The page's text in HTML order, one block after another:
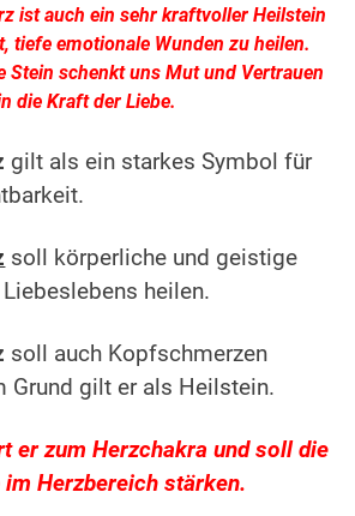
ist auch ein sehr kraftvoller Heilstein
tiefe emotionale Wunden zu heilen.
Stein schenkt uns Mut und Vertrauen
die Kraft der Liebe.
gilt als ein starkes Symbol für
soll körperliche und geistige
heilen.
soll auch Kopfschmerzen
Grund gilt er als Heilstein.
er zum Herzchakra und soll die
im Herzbereich stärken.